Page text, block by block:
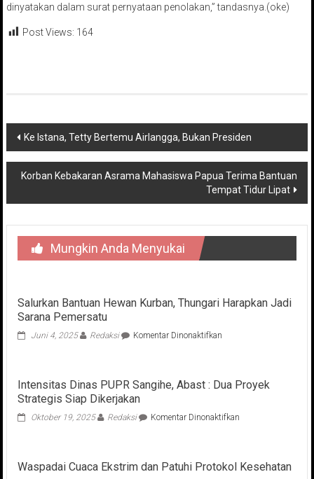
dinyatakan dalam surat pernyataan penolakan,” tandasnya.(oke)
Post Views: 164
Navigasi
pos
Ke Istana, Tetty Bertemu Airlangga, Bukan Presiden
Korban Kebakaran Asrama Mahasiswa Papua Terima Bantuan
Tempat Tidur Lipat
Mungkin Anda Menyukai
Salurkan Bantuan Hewan Kurban, Thungari Harapkan Jadi
Sarana Pemersatu
Juni 4, 2025 Redaksi Komentar Dinonaktifkanpada
Kurban,
Jadi
Intensitas Dinas PUPR Sangihe, Abast : Dua Proyek
Strategis Siap Dikerjakan
Oktober 19, 2025 Redaksi Komentar Dinonaktifkanpada
Sangihe,
Waspadai Cuaca Ekstrim dan Patuhi Protokol Kesehatan